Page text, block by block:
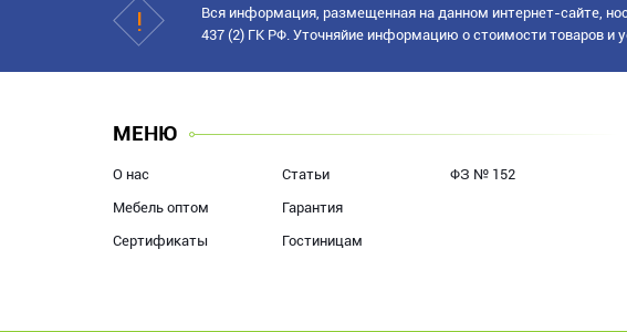
Вся информация, размещенная на данном интернет-сайте,
437 (2) ГК РФ. Уточняйие информацию о стоимости товаров и
МЕНЮ
О нас
Мебель оптом
Сертификаты
Статьи
Гарантия
Гостиницам
ФЗ № 152